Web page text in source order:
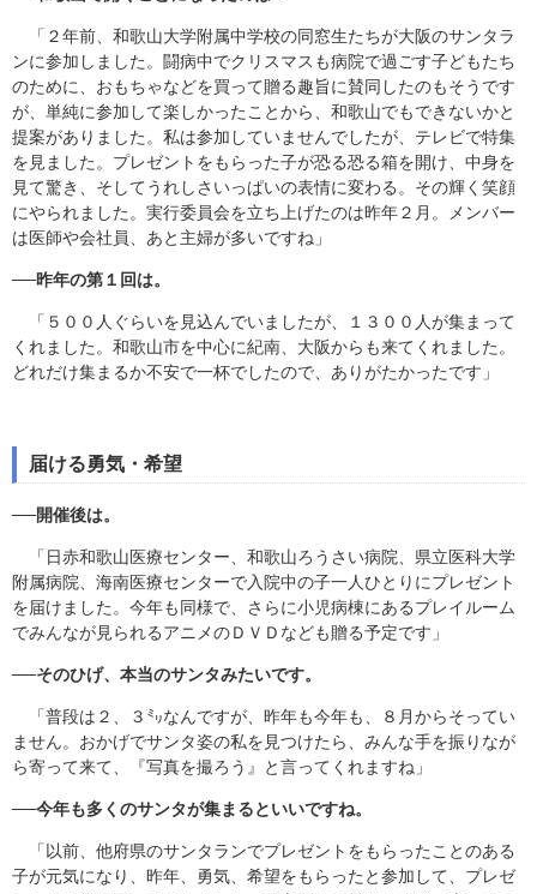
「２年前、和歌山大学附属中学校の同窓生たちが大阪のサンタラ
ンに参加しました。闘病中でクリスマスも病院で過ごす子どもたち
のために、おもちゃなどを買って贈る趣旨に賛同したのもそうです
が、単純に参加して楽しかったことから、和歌山でもできないかと
提案がありました。私は参加していませんでしたが、テレビで特集
を見ました。プレゼントをもらった子が恐る恐る箱を開け、中身を
見て驚き、そしてうれしさいっぱいの表情に変わる。その輝く笑顔
にやられました。実行委員会を立ち上げたのは昨年２月。メンバー
は医師や会社員、あと主婦が多いですね」
──昨年の第１回は。
「５００人ぐらいを見込んでいましたが、１３００人が集まって
くれました。和歌山市を中心に紀南、大阪からも来てくれました。
どれだけ集まるか不安で一杯でしたので、ありがたかったです」
届ける勇気・希望
──開催後は。
「日赤和歌山医療センター、和歌山ろうさい病院、県立医科大学
附属病院、海南医療センターで入院中の子一人ひとりにプレゼント
を届けました。今年も同様で、さらに小児病棟にあるプレイルーム
でみんなが見られるアニメのＤＶＤなども贈る予定です」
──そのひげ、本当のサンタみたいです。
「普段は２、３㍉なんですが、昨年も今年も、８月からそってい
ません。おかげでサンタ姿の私を見つけたら、みんな手を振りなが
ら寄って来て、『写真を撮ろう』と言ってくれますね」
──今年も多くのサンタが集まるといいですね。
「以前、他府県のサンタランでプレゼントをもらったことのある
子が元気になり、昨年、勇気、希望をもらったと参加して、プレゼ